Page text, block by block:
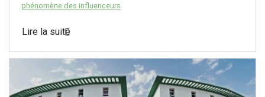
phénomène des influenceurs
Lire la suite